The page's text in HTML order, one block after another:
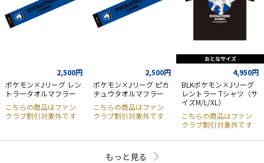
2,500円
ポケモン×Jリーグ レン
トラータオルマフラー
こちらの商品はファン
クラブ割引対象外です
2,500円
ポケモン×Jリーグ ピカ
チュウタオルマフラー
こちらの商品はファン
クラブ割引対象外です
4,950円
BLKポケモン×Jリーグ
レントラー Tシャツ（サ
イズM/L/XL）
こちらの商品はファン
クラブ割引対象外です
もっと見る